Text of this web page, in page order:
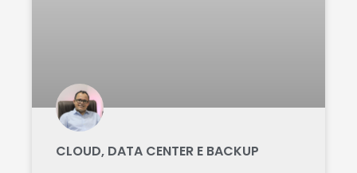
CLOUD, DATA CENTER E BACKUP